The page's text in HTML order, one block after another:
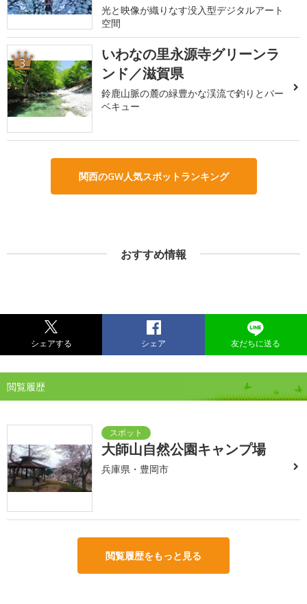
光と映像が織りなす没入型デジタルアート
空間
3
いわなの里永源寺グリーンラ
ンド／滋賀県
鈴鹿山脈の麓の緑豊かな渓流で釣りとバー
ベキュー
関西のGW人気スポットランキング
おすすめ情報
シェアする シェア 友だちに送る
閲覧履歴
大師山自然公園キャンプ場
兵庫県・豊岡市
閲覧履歴をもっと見る